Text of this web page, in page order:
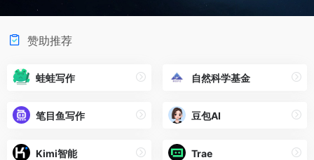
赞助推荐
蛙蛙写作 自然科学基金
笔目鱼写作 豆包AI
Kimi智能 Trae